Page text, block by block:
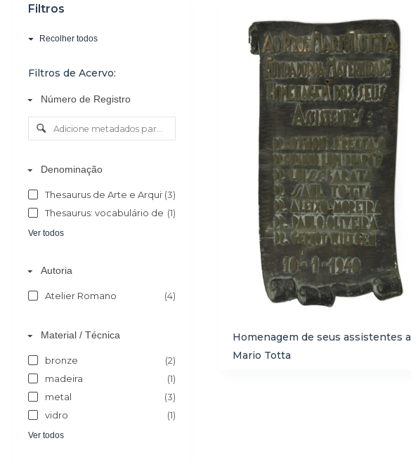
Filtros
Recolher todos
Filtros de Acervo:
Número de Registro
Denominação
Thesaurus de Arte e Arquitetura - AAT
(3)
Thesaurus: vocabulário de objectos do culto católico
(1)
Ver todos
Autoria
Atelier Romano (4)
Material / Técnica
bronze
(2)
madeira
(1)
metal
(3)
vidro
(1)
Ver todos
Homenagem de seus assistentes a
Mario Totta